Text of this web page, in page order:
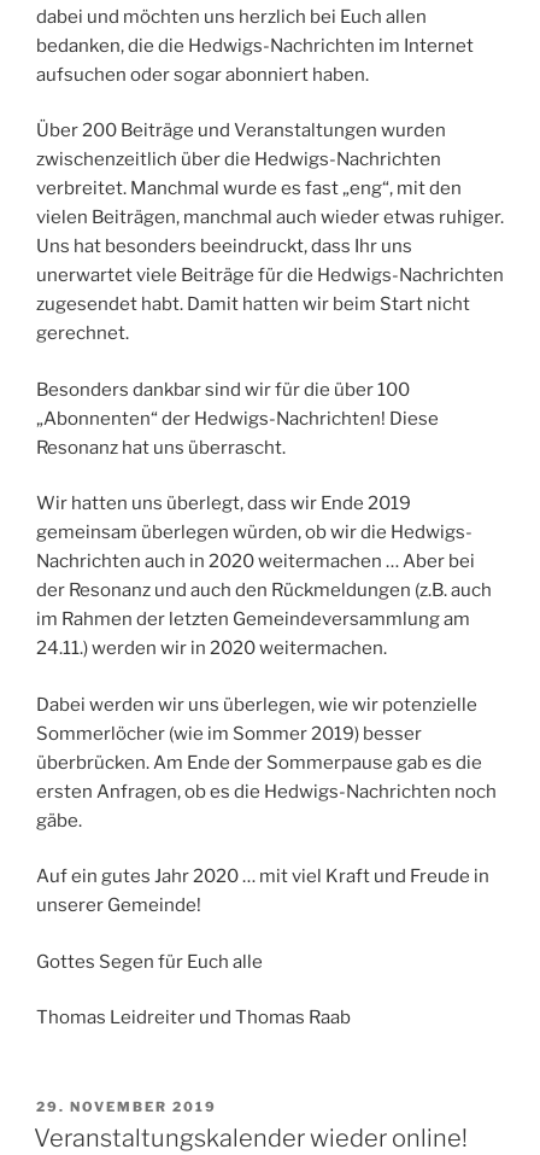
dabei und möchten uns herzlich bei Euch allen
bedanken, die die Hedwigs-Nachrichten im Internet
aufsuchen oder sogar abonniert haben.
Über 200 Beiträge und Veranstaltungen wurden
zwischenzeitlich über die Hedwigs-Nachrichten
verbreitet. Manchmal wurde es fast „eng“, mit den
vielen Beiträgen, manchmal auch wieder etwas ruhiger.
Uns hat besonders beeindruckt, dass Ihr uns
unerwartet viele Beiträge für die Hedwigs-Nachrichten
zugesendet habt. Damit hatten wir beim Start nicht
gerechnet.
Besonders dankbar sind wir für die über 100
„Abonnenten“ der Hedwigs-Nachrichten! Diese
Resonanz hat uns überrascht.
Wir hatten uns überlegt, dass wir Ende 2019
gemeinsam überlegen würden, ob wir die Hedwigs-
Nachrichten auch in 2020 weitermachen … Aber bei
der Resonanz und auch den Rückmeldungen (z.B. auch
im Rahmen der letzten Gemeindeversammlung am
24.11.) werden wir in 2020 weitermachen.
Dabei werden wir uns überlegen, wie wir potenzielle
Sommerlöcher (wie im Sommer 2019) besser
überbrücken. Am Ende der Sommerpause gab es die
ersten Anfragen, ob es die Hedwigs-Nachrichten noch
gäbe.
Auf ein gutes Jahr 2020 … mit viel Kraft und Freude in
unserer Gemeinde!
Gottes Segen für Euch alle
Thomas Leidreiter und Thomas Raab
VERÖFFENTLICHT
AM
29. NOVEMBER 2019
Veranstaltungskalender wieder online!